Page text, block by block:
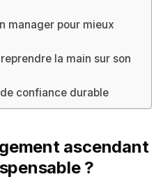
manager pour mieux
la main sur son
confiance durable
ascendant
?